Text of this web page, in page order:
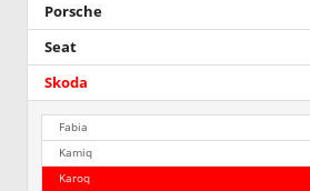
Porsche
Seat
Skoda
Fabia
Kamiq
Karoq